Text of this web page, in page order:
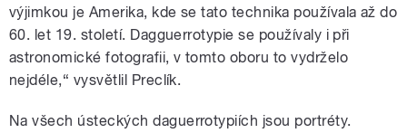
výjimkou je Amerika, kde se tato technika používala až do
60. let 19. století. Dagguerrotypie se používaly i při
astronomické fotografii, v tomto oboru to vydrželo
nejdéle,“ vysvětlil Preclík.
Na všech ústeckých daguerrotypiích jsou portréty.